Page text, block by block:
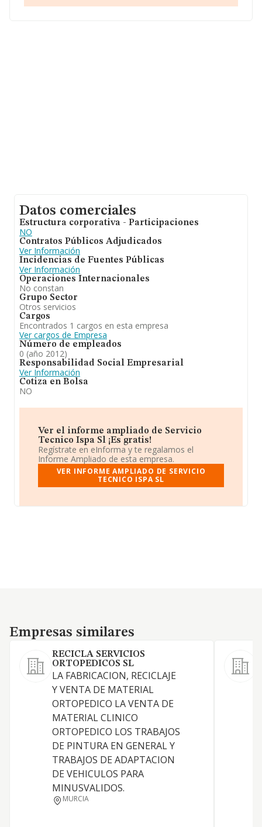
Datos comerciales
Estructura corporativa - Participaciones
NO
Contratos Públicos Adjudicados
Ver Información
Incidencias de Fuentes Públicas
Ver Información
Operaciones Internacionales
No constan
Grupo Sector
Otros servicios
Cargos
Encontrados 1 cargos en esta empresa
Ver cargos de Empresa
Número de empleados
0 (año 2012)
Responsabilidad Social Empresarial
Ver Información
Cotiza en Bolsa
NO
Ver el informe ampliado de Servicio
Tecnico Ispa Sl ¡Es gratis!
Regístrate en eInforma y te regalamos el
Informe Ampliado de esta empresa.
VER INFORME AMPLIADO DE SERVICIO
TECNICO ISPA SL
Empresas similares
Empresas similares
RECICLA SERVICIOS
ORTOPEDICOS SL
LA FABRICACION, RECICLAJE
Y VENTA DE MATERIAL
ORTOPEDICO LA VENTA DE
MATERIAL CLINICO
ORTOPEDICO LOS TRABAJOS
DE PINTURA EN GENERAL Y
TRABAJOS DE ADAPTACION
DE VEHICULOS PARA
MINUSVALIDOS.
MURCIA